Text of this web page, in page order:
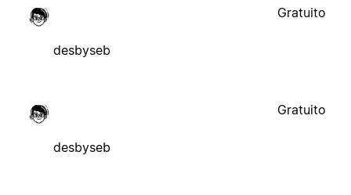
desbyseb
Gratuito
desbyseb
Gratuito